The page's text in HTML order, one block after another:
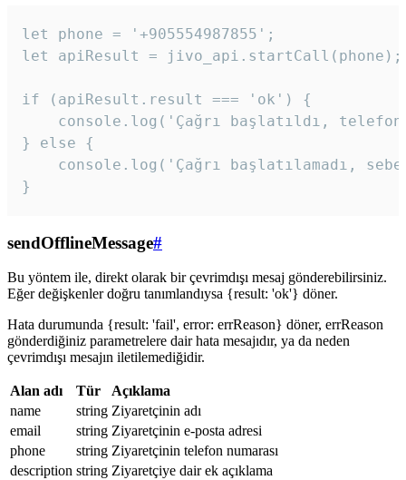
let phone = '+905554987855';
let apiResult = jivo_api.startCall(phone);
if (apiResult.result === 'ok') {
console.log('Çağrı başlatıldı,
} else {
console.log('Çağrı başlatılamadı,
}
sendOfflineMessage#
Bu yöntem ile, direkt olarak bir çevrimdışı mesaj gönderebilirsiniz.
Eğer değişkenler doğru tanımlandıysa {result: 'ok'} döner.
Hata durumunda {result: 'fail', error: errReason} döner, errReason
gönderdiğiniz parametrelere dair hata mesajıdır, ya da neden
çevrimdışı mesajın iletilemediğidir.
Alan adı Tür
Açıklama
name
string Ziyaretçinin adı
email
string Ziyaretçinin e-posta adresi
phone
string Ziyaretçinin telefon numarası
description string Ziyaretçiye dair ek açıklama